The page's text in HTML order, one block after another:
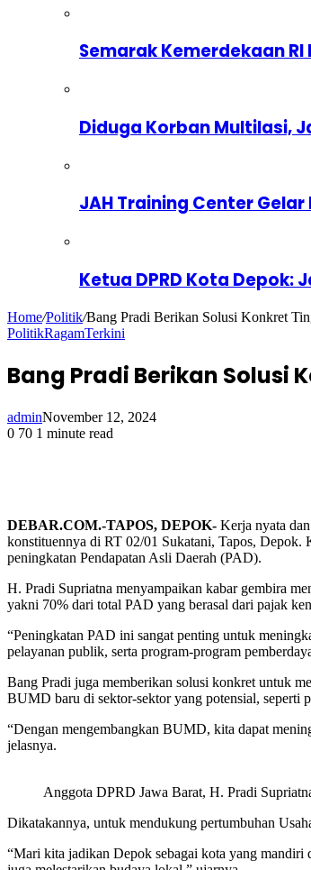
Semarak Kemerdekaan
Diduga Korban Multilasi,
JAH Training Center
Ketua DPRD Kota Depok:
Home/Politik/Bang Pradi Berikan Solusi Konkret
PolitikRagamTerkini
Bang Pradi Berikan Solusi
adminNovember 12, 2024
0 70 1 minute read
DEBAR.COM.-TAPOS, DEPOK- Kerja nyata
konstituennya di RT 02/01 Sukatani, Tapos, Depok.
peningkatan Pendapatan Asli Daerah (PAD).
H. Pradi Supriatna menyampaikan kabar gembira
yakni 70% dari total PAD yang berasal dari pajak
“Peningkatan PAD ini sangat penting untuk
pelayanan publik, serta program-program
Bang Pradi juga memberikan solusi konkret untuk
BUMD baru di sektor-sektor yang potensial, seperti
“Dengan mengembangkan BUMD, kita dapat
jelasnya.
Anggota DPRD Jawa Barat, H. Pradi
Dikatakannya, untuk mendukung pertumbuhan
“Mari kita jadikan Depok sebagai kota yang